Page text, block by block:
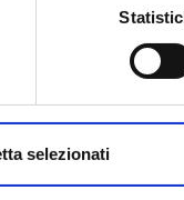
con
dalla Dichiarazione
selezionati
Services and
Prospective
Students